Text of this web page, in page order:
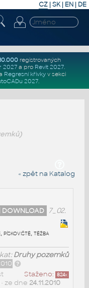
CZ | SK| EN | DE
registrovaných
2027a pro Revit 2027.
Regresní křivkyv sekci
2027.
« zpět na Katalog
7_02.
pískoviště, těžba
kat:Druhy pozemků
Staženo: 824x
ze dne 24.11.2010